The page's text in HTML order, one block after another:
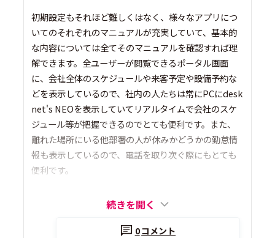
初期設定もそれほど難しくはなく、様々なアプリにつ
いてのそれぞれのマニュアルが充実していて、基本的
な内容については全てそのマニュアルを確認すれば理
解できます。全ユーザーが閲覧できるポータル画面
に、会社全体のスケジュールや来客予定や設備予約な
どを表示しているので、社内の人たちは常にPCにdesk
net's NEOを表示していてリアルタイムで会社のスケ
ジュール等が把握できるのでとても便利です。また、
離れた場所にいる他部署の人が休みかどうかの勤怠情
報も表示しているので、電話を取り次ぐ際にもとても
便利です。
続きを開く
0コメント